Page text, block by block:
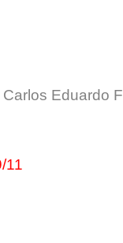
Eduardo
11